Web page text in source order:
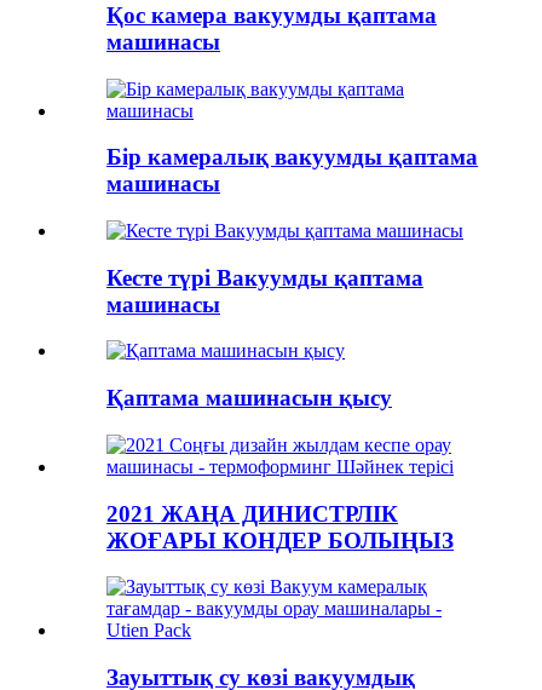
Қос камера вакуумды қаптама
машинасы
Бір камералық вакуумды қаптама
машинасы
Кесте түрі Вакуумды қаптама
машинасы
Қаптама машинасын қысу
2021 ЖАҢА ДИНИСТРЛІК
ЖОҒАРЫ КОНДЕР БОЛЫҢЫЗ
Зауыттық су көзі вакуумдық